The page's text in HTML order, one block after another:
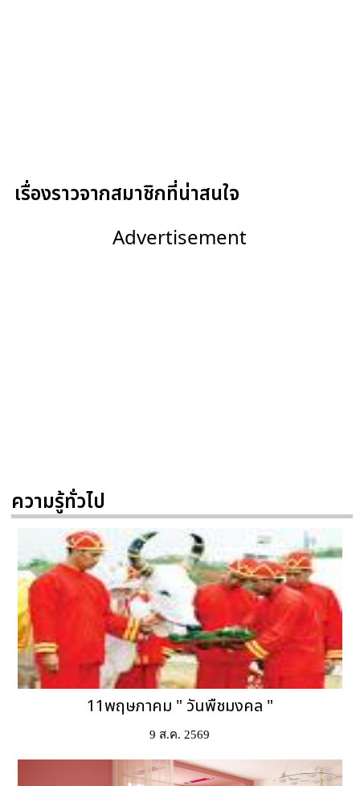
เรื่องราวจากสมาชิกที่น่าสนใจ
Advertisement
ความรู้ทั่วไป
11พฤษภาคม " วันพืชมงคล "
9 ส.ค. 2569